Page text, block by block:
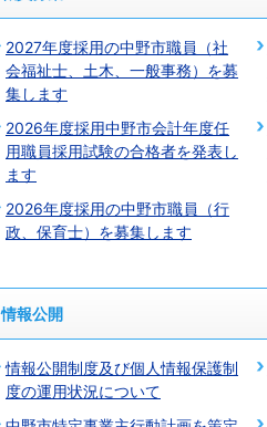
2027年度採用の中野市職員（社
会福祉士、土木、一般事務）を募
集します
2026年度採用中野市会計年度任
用職員採用試験の合格者を発表し
ます
2026年度採用の中野市職員（行
政、保育士）を募集します
情報公開
情報公開制度及び個人情報保護制
度の運用状況について